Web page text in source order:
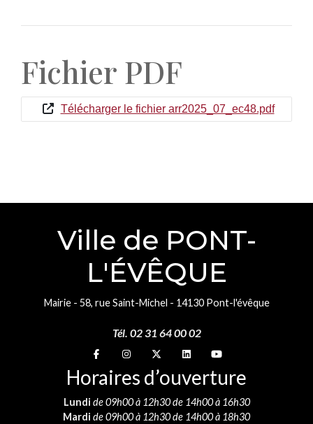
Fichier PDF
Télécharger le fichier arr2025_07_ec48.pdf
Ville de PONT-
L'ÉVÊQUE
Mairie - 58, rue Saint-Michel - 14130 Pont-l'évêque
Tél. 02 31 64 00 02
Suivez-nous sur
Suivez-nous sur
Suivez-nous sur
Suivez-nous sur
Suivez-nous sur
Horaires d’ouverture
Lundi de 09h00 à 12h30 de 14h00 à 16h30
Mardi de 09h00 à 12h30 de 14h00 à 18h30